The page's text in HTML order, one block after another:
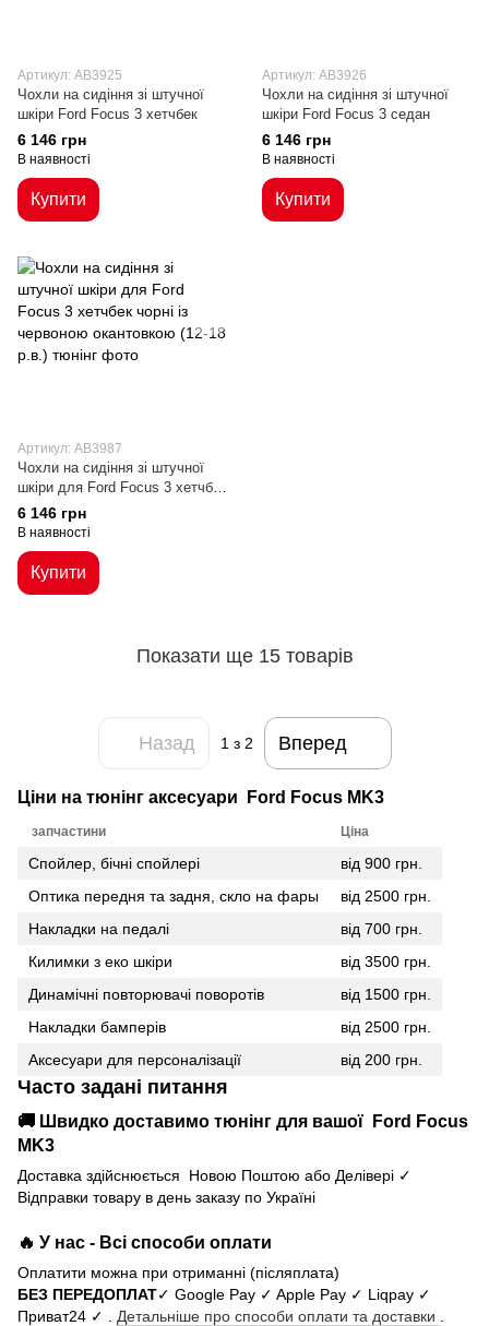
Артикул: AB3925
Чохли на сидіння зі штучної
шкіри Ford Focus 3 хетчбек
6 146 грн
В наявності
Купити
Артикул: AB3926
Чохли на сидіння зі штучної
шкіри Ford Focus 3 седан
6 146 грн
В наявності
Купити
Артикул: AB3987
Чохли на сидіння зі штучної
шкіри для Ford Focus 3 хетчбек
чорні із червоною окантовкою
(12-18 р.в.)
6 146 грн
В наявності
Купити
Показати ще 15 товарів
Назад 1 з 2 Вперед
Ціни на тюнінг аксесуари Ford Focus MK3
запчастини Ціна
Спойлер, бічні спойлері
від 900 грн.
Оптика передня та задня, скло на фары
від 2500 грн.
Накладки на педалі
від 700 грн.
Килимки з еко шкіри
від 3500 грн.
Динамічні повторювачі поворотів
від 1500 грн.
Накладки бамперів
від 2500 грн.
Аксесуари для персоналізації
від 200 грн.
Часто задані питання
🚚 Швидко доставимо тюнінг для вашої Ford Focus
MK3
Доставка здійснюється Новою Поштою або Делівері ✓
Відправки товару в день заказу по Україні
🔥 У нас - Всі способи оплати
Оплатити можна при отриманні (післяплата)
БЕЗ ПЕРЕДОПЛАТ✓ Google Pay ✓ Apple Pay ✓ Liqpay ✓
Приват24 ✓ . Детальніше про способи оплати та доставки